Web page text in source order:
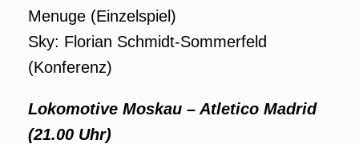
Menuge (Einzelspiel)
Sky: Florian Schmidt-Sommerfeld
(Konferenz)
Lokomotive Moskau – Atletico Madrid
(21.00 Uhr)